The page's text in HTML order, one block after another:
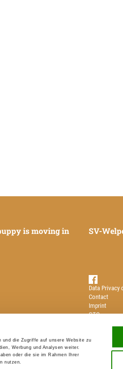
und die Zugriffe auf unsere Website zu
Werbung und Analysen weiter.
oder die sie im Rahmen Ihrer
nutzen.
is moving in SV-
Data Privacy
Contact
Imprint
GTC
Local
Breeders in
Puppies